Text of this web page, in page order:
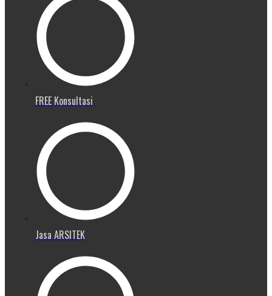
FREE Konsultasi
Jasa ARSITEK